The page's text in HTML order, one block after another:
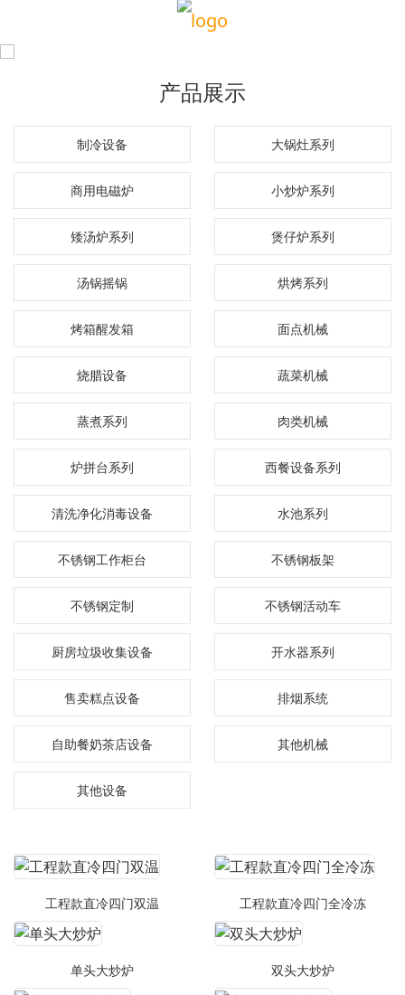
产品展示
制冷设备 大锅灶系列
商用电磁炉 小炒炉系列
矮汤炉系列 煲仔炉系列
汤锅摇锅 烘烤系列
烤箱醒发箱 面点机械
烧腊设备 蔬菜机械
蒸煮系列 肉类机械
炉拼台系列 西餐设备系列
清洗净化消毒设备 水池系列
不锈钢工作柜台 不锈钢板架
不锈钢定制 不锈钢活动车
厨房垃圾收集设备 开水器系列
售卖糕点设备 排烟系统
自助餐奶茶店设备 其他机械
其他设备
工程款直冷四门双温 工程款直冷四门全冷冻
单头大炒炉 双头大炒炉